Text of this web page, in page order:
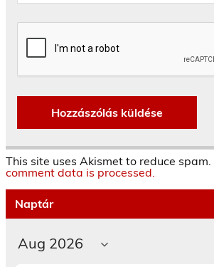
This site uses Akismet to reduce spam.
comment data is processed.
Naptár